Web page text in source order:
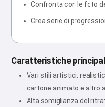
Confronta con le foto
Crea serie di
Caratteristiche
Vari stili artistici:
cartone animato e altro
Alta somiglianza del